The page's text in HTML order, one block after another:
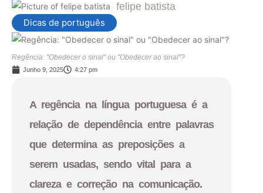
felipe batista
Dicas de português
Regência: "Obedecer o sinal" ou "Obedecer ao sinal"?
Junho 9, 2025 4:27 pm
A regência na língua portuguesa é a
relação de dependência entre palavras
que determina as preposições a
serem usadas, sendo vital para a
clareza e correção na comunicação.